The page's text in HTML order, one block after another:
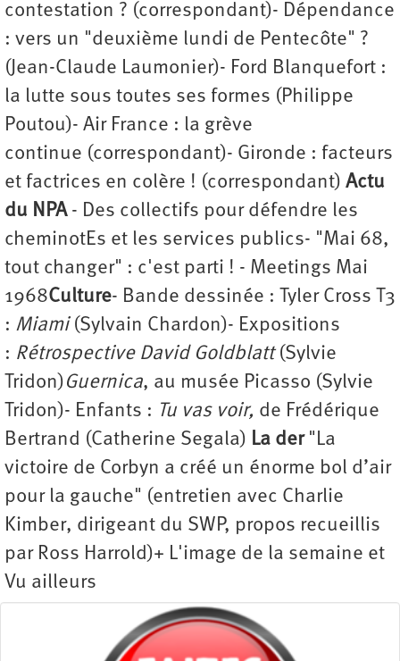
contestation ? (correspondant)- Dépendance
: vers un "deuxième lundi de Pentecôte" ?
(Jean-Claude Laumonier)- Ford Blanquefort :
la lutte sous toutes ses formes (Philippe
Poutou)- Air France : la grève
continue (correspondant)- Gironde : facteurs
et factrices en colère ! (correspondant) Actu
du NPA - Des collectifs pour défendre les
cheminotEs et les services publics- "Mai 68,
tout changer" : c'est parti ! - Meetings Mai
1968Culture- Bande dessinée : Tyler Cross T3
: Miami(Sylvain Chardon)- Expositions
: Rétrospective David Goldblatt(Sylvie
Tridon)Guernica, au musée Picasso (Sylvie
Tridon)- Enfants : Tu vas voir, de Frédérique
Bertrand (Catherine Segala) La der "La
victoire de Corbyn a créé un énorme bol d’air
pour la gauche" (entretien avec Charlie
Kimber, dirigeant du SWP, propos recueillis
par Ross Harrold)+ L'image de la semaine et
Vu ailleurs